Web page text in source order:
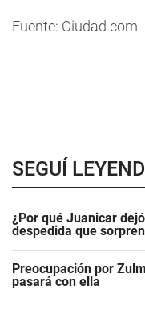
Fuente: Ciudad.com
SEGUÍ
¿Por qué Juanicar
despedida que
Preocupación por
pasará con ella